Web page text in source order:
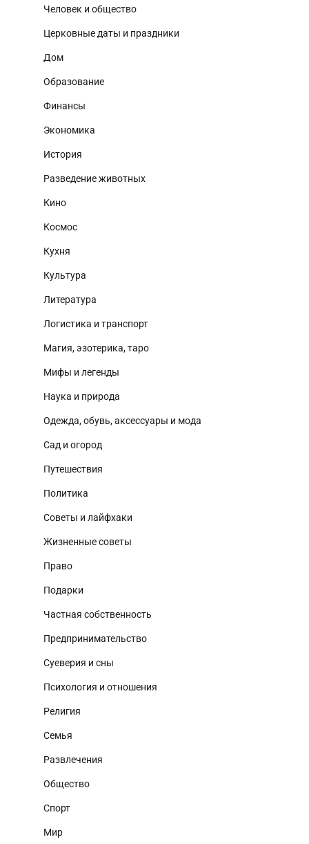
Человек и общество
Церковные даты и праздники
Дом
Образование
Финансы
Экономика
История
Разведение животных
Кино
Космос
Кухня
Культура
Литература
Логистика и транспорт
Магия, эзотерика, таро
Мифы и легенды
Наука и природа
Одежда, обувь, аксессуары и мода
Сад и огород
Путешествия
Политика
Советы и лайфхаки
Жизненные советы
Право
Подарки
Частная собственность
Предпринимательство
Суеверия и сны
Психология и отношения
Религия
Семья
Развлечения
Общество
Спорт
Мир